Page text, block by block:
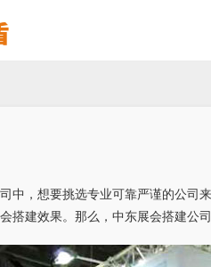
中，想要挑选专业可靠严谨的公司
搭建效果。那么，中东展会搭建公